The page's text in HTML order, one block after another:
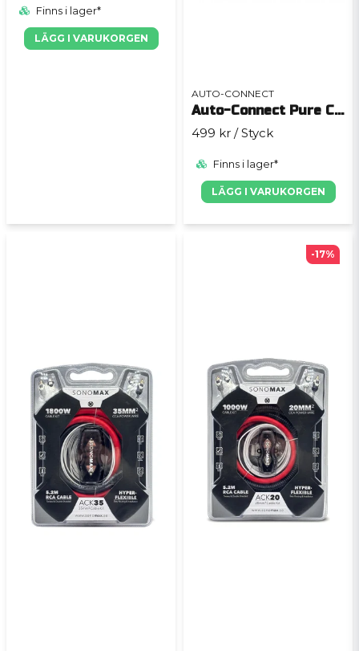
Finns i lager*
LÄGG I VARUKORGEN
AUTO-CONNECT
Auto-Connect Pure CCA kabelkit 21.6mm
499 kr / Styck
Finns i lager*
LÄGG I VARUKORGEN
-17%